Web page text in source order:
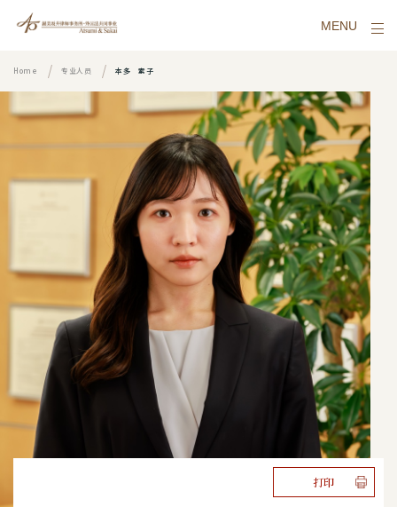
MENU
Home 专业人员 本多 素子
打印